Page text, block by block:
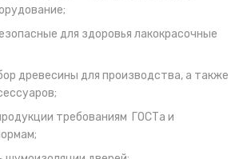
для здоровья лакокрасочные
древесины для производства, а также
требованиям ГОСТа и